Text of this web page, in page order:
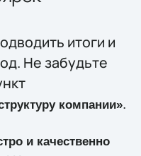
итоги и
Не забудьте
компании».
и качественно